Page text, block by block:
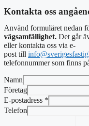
Kontakta oss
Använd formuläret nedan
vägsamfällighet. Det går
eller kontakta oss via e-
post till
telefonnummer som finns
Namn
Företag
E-postadress *
Telefon